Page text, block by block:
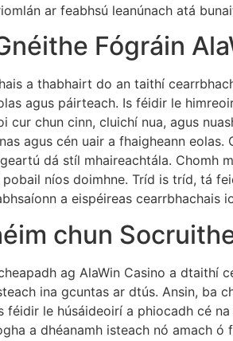
ar feabhsú leanúnach atá
Fógráin
a thabhairt do an taithí
agus páirteach. Is féidir le
cur chun cinn, cluichí nua, agus
agus cén uair a fhaigheann
dá stíl mhaireachtála. Chomh
níos doimhne. Tríd is tríd, tá
a eispéireas cearrbhachais
chun
ag AlaWin Casino a dtaithí
ina gcuntas ar dtús. Ansin, ba
féidir le húsáideoirí a phiocadh cé
a dhéanamh isteach nó amach